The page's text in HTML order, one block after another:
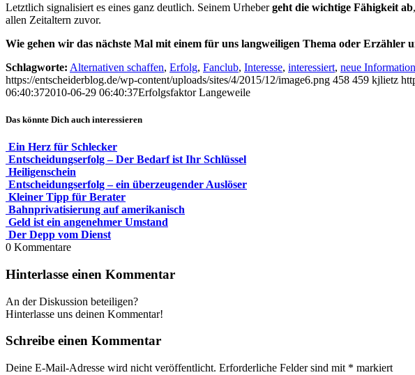
Letztlich signalisiert es eines ganz deutlich. Seinem Urhebergeht die wichtige Fähigkeit ab
allen Zeitaltern zuvor.
Wie gehen wir das nächste Mal mit einem für uns langweiligen The­ma oder Erzähler
Schlagworte: Alternativen schaffen, Erfolg, Fanclub, Interesse, interessiert, neue Information
https://entscheiderblog.de/wp-content/uploads/sites/4/2015/12/image6.png 458 459 kjlietz
06:40:372010-06-29 06:40:37Erfolgsfaktor Langeweile
Das könnte Dich auch interessieren
Ein Herz für Schlecker
Entscheidungserfolg – Der Bedarf ist Ihr Schlüssel
Heiligenschein
Entscheidungserfolg – ein überzeugender Auslöser
Kleiner Tipp für Berater
Bahnprivatisierung auf amerikanisch
Geld ist ein angenehmer Umstand
Der Depp vom Dienst
0 Kommentare
Hinterlasse einen Kommentar
An der Diskussion beteiligen?
Hinterlasse uns deinen Kommentar!
Schreibe einen Kommentar
Deine E-Mail-Adresse wird nicht veröffentlicht. Erforderliche Felder sind mit * markiert